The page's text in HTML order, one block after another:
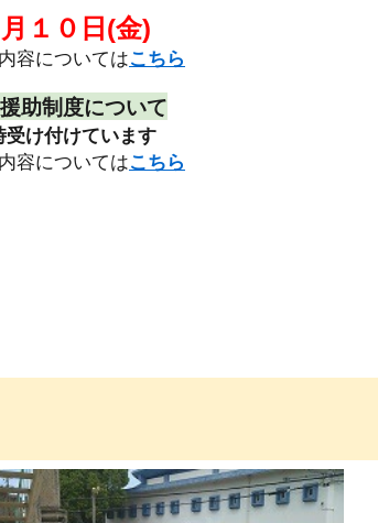
月１０日(金)
容についてはこちら
助制度について
受け付けています
容についてはこちら